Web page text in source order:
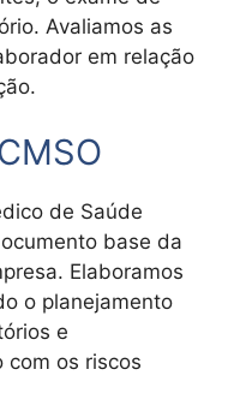
Avaliamos as
em relação
de Saúde
base da
Elaboramos
o planejamento
e
com os riscos